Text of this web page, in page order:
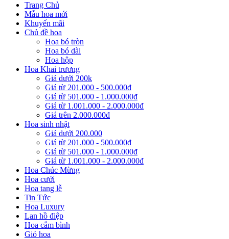
Trang Chủ
Mẫu hoa mới
Khuyến mãi
Chủ đề hoa
Hoa bó tròn
Hoa bó dài
Hoa hộp
Hoa Khai trương
Giá dưới 200k
Giá từ 201.000 - 500.000đ
Giá từ 501.000 - 1.000.000đ
Giá từ 1.001.000 - 2.000.000đ
Giá trên 2.000.000đ
Hoa sinh nhật
Giá dưới 200.000
Giá từ 201.000 - 500.000đ
Giá từ 501.000 - 1.000.000đ
Giá từ 1.001.000 - 2.000.000đ
Hoa Chúc Mừng
Hoa cưới
Hoa tang lễ
Tin Tức
Hoa Luxury
Lan hồ điệp
Hoa cắm bình
Giỏ hoa